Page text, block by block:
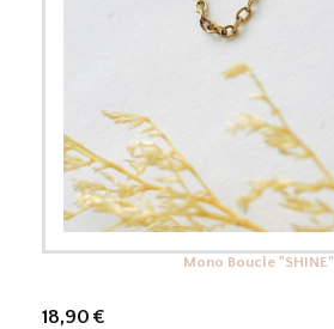
Mono Boucle "SHINE"
18,90 €